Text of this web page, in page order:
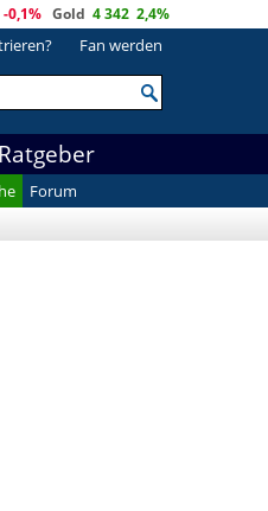
-0,1% Gold 4 342 2,4%
Fan werden
Ratgeber
Forum